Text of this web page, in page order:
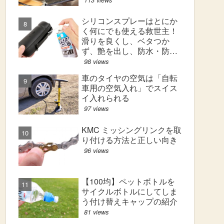
シリコンスプレーはとにか
く何にでも使える救世主！
滑りを良くし、ベタつか
ず、艶を出し、防水・防汚
効果も！
98 views
車のタイヤの空気は「自転
車用の空気入れ」でスイス
イ入れられる
97 views
KMC ミッシングリンクを取
り付ける方法と正しい向き
96 views
【100均】ペットボトルを
サイクルボトルにしてしま
う付け替えキャップの紹介
81 views